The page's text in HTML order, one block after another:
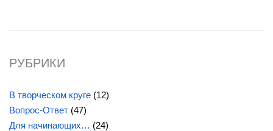
РУБРИКИ
В творческом круге (12)
Вопрос-Ответ (47)
Для начинающих… (24)